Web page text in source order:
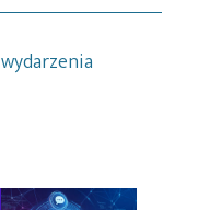
wydarzenia